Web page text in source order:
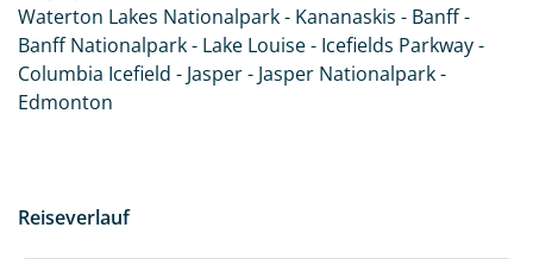
landschaftlichen Schönheit und der Gastfreundschaft
Albertas begeistern.
Waterton Lakes Nationalpark - Kananaskis - Banff -
Banff Nationalpark - Lake Louise - Icefields Parkway -
Columbia Icefield - Jasper - Jasper Nationalpark -
Edmonton
Reiseverlauf